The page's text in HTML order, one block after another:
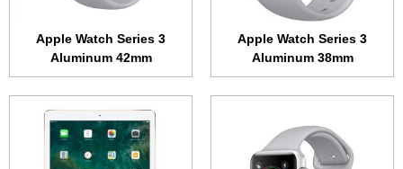
Apple Watch Series 3
Aluminum 38mm
Apple Watch Series 3
Aluminum 42mm
10891 مللي أمبير